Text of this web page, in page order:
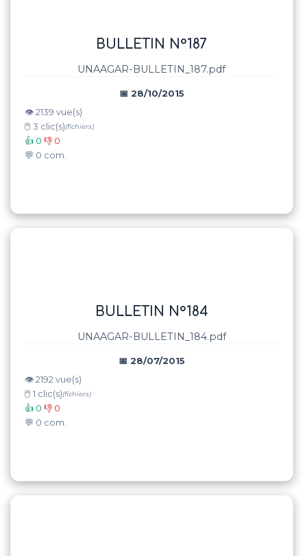
BULLETIN N°187
UNAAGAR-BULLETIN_187.pdf
📅 28/10/2015
👁️ 2139 vue(s)
🖱️ 3 clic(s)(fichiers)
👍 0 👎 0
💬 0 com.
BULLETIN N°184
UNAAGAR-BULLETIN_184.pdf
📅 28/07/2015
👁️ 2192 vue(s)
🖱️ 1 clic(s)(fichiers)
👍 0 👎 0
💬 0 com.